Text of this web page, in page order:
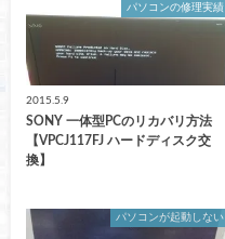
パソコンの修理実績
2015.5.9
SONY 一体型PCのリカバリ方法
【VPCJ117FJ ハードディスク交
換】
パソコンが起動しない